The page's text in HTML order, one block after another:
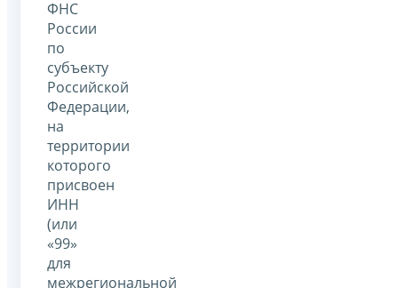
ФНС
России
по
субъекту
Российской
Федерации,
на
территории
которого
присвоен
ИНН
(или
«99»
для
межрегиональной